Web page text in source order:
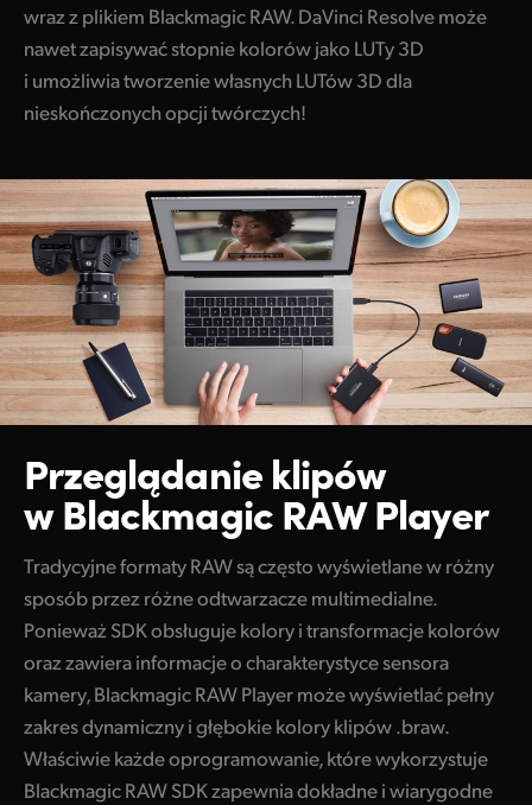
wraz z plikiem Blackmagic RAW. DaVinci Resolve może
nawet zapisywać stopnie kolorów jako LUTy 3D
i umożliwia tworzenie własnych LUTów 3D dla
nieskończonych opcji twórczych!
Przeglądanie klipów
w Blackmagic RAW Player
Tradycyjne formaty RAW są często wyświetlane w różny
sposób przez różne odtwarzacze multimedialne.
Ponieważ SDK obsługuje kolory i transformacje kolorów
oraz zawiera informacje o charakterystyce sensora
kamery, Blackmagic RAW Player może wyświetlać pełny
zakres dynamiczny i głębokie kolory klipów .braw.
Właściwie każde oprogramowanie, które wykorzystuje
Blackmagic RAW SDK zapewnia dokładne i wiarygodne